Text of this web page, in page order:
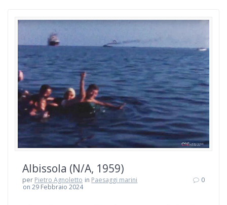
Albissola (N/A, 1959)
per Pietro Agnoletto in Paesaggi marini
on 29 Febbraio 2024
0